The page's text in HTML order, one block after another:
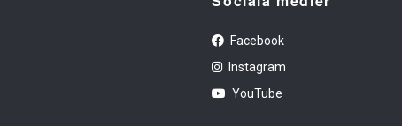
Facebook
Instagram
YouTube